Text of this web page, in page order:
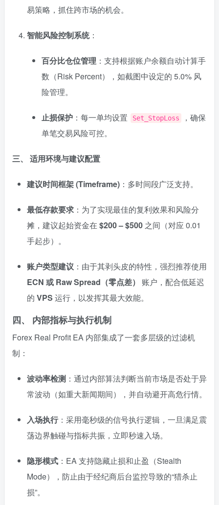
易策略，抓住跨市场的机会。
智能风险控制系统：
百分比仓位管理 ：支持根据账户余额自动计算手
数（Risk Percent），如截图中设定的 5.0% 风
险管理。
止损保护 ：每一单均设置 Set_StopLoss
，确保
单笔交易风险可控。
三、 适用环境与建议配置
建议时间框架 (Timeframe) ：多时间段广泛支持。
最低存款要求 ：为了实现最佳的复利效果和风险分
摊，建议起始资金在 $200 – $500 之间（对应 0.01
手起步）。
账户类型建议 ：由于其剥头皮的特性，强烈推荐使用
ECN 或 Raw Spread（零点差）
账户，配合低延迟
的 VPS 运行，以发挥其最大效能。
四、 内部指标与执行机制
Forex Real Profit EA 内部集成了一套多层级的过滤机
制：
波动率检测 ：通过内部算法判断当前市场是否处于异
常波动（如重大新闻期间），并自动避开高危行情。
入场执行：采用毫秒级的信号执行逻辑，一旦满足震
荡边界触碰与指标共振，立即秒速入场。
隐形模式 ：EA 支持隐藏止损和止盈（Stealth
Mode），防止由于经纪商后台监控导致的“猎杀止
损”。